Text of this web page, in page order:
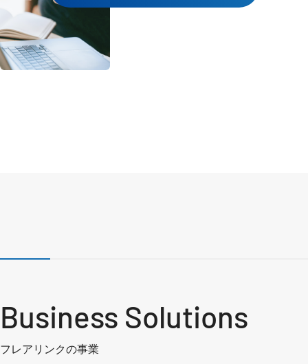
Business Solutions
フレアリンクの事業